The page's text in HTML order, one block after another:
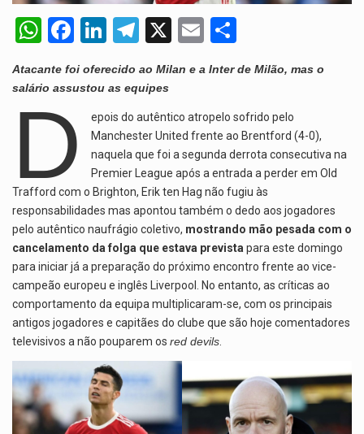
O Senado dos Estados Unidos aprovou, no dia 7 de…
W
at
s
A
p
p
F
ce
o
o
k
Li
ke
dI
n
T
e
gr
a
m
X
E
ail ar
e
Atacante foi oferecido ao Milan e a Inter de Milão, mas o
salário assustou as equipes
D
epois do autêntico atropelo sofrido pelo
Manchester United frente ao Brentford (4-0),
naquela que foi a segunda derrota consecutiva na
Premier League após a entrada a perder em Old
Trafford com o Brighton, Erik ten Hag não fugiu às
responsabilidades mas apontou também o dedo aos jogadores
pelo autêntico naufrágio coletivo, mostrando mão pesada com o
cancelamento da folga que estava prevista para este domingo
para iniciar já a preparação do próximo encontro frente ao vice-
campeão europeu e inglês Liverpool. No entanto, as críticas ao
comportamento da equipa multiplicaram-se, com os principais
antigos jogadores e capitães do clube que são hoje comentadores
televisivos a não pouparem os red devils